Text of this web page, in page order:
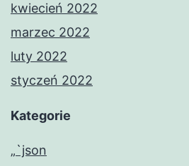
kwiecień 2022
marzec 2022
luty 2022
styczeń 2022
Kategorie
„`json